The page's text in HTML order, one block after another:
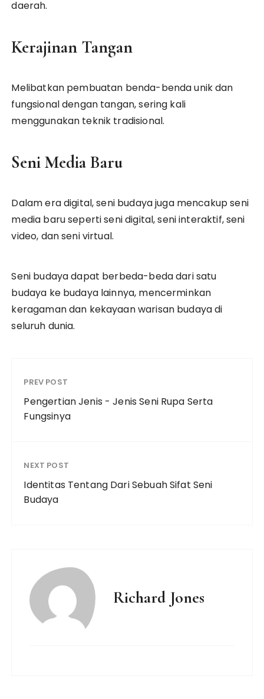
daerah.
Kerajinan Tangan
Melibatkan pembuatan benda-benda unik dan
fungsional dengan tangan, sering kali
menggunakan teknik tradisional.
Seni Media Baru
Dalam era digital, seni budaya juga mencakup seni
media baru seperti seni digital, seni interaktif, seni
video, dan seni virtual.
Seni budaya dapat berbeda-beda dari satu
budaya ke budaya lainnya, mencerminkan
keragaman dan kekayaan warisan budaya di
seluruh dunia.
PREV POST
Pengertian Jenis - Jenis Seni Rupa Serta
Fungsinya
NEXT POST
Identitas Tentang Dari Sebuah Sifat Seni
Budaya
Richard Jones